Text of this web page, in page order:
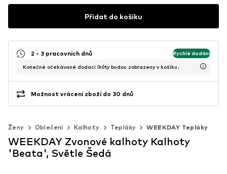
Přidat do košíku
2 - 3 pracovních dnů Rychlé dodání
Konečné očekávané dodací lhůty budou zobrazeny v košíku.
Možnost vrácení zboží do 30 dnů
Ženy Oblečení Kalhoty Tepláky WEEKDAY Tepláky
WEEKDAY Zvonové kalhoty Kalhoty
'Beata', Světle Šedá